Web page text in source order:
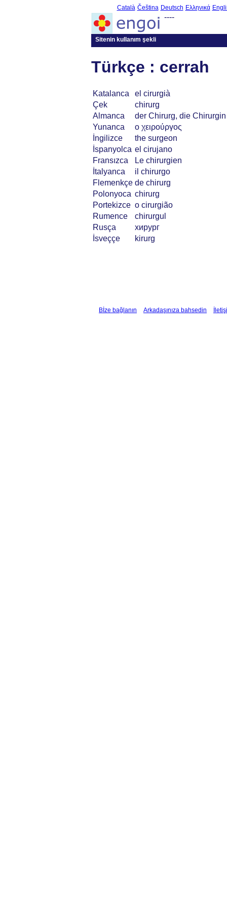
Català Čeština Deutsch Ελληνικά
----
Sitenin kullanım şekli
Türkçe : cerrah
Katalanca
el cirurgià
Çek
chirurg
Almanca
der Chirurg, die Chirurgin
Yunanca
ο χειρούργος
İngilizce
the surgeon
İspanyolca el cirujano
Fransızca
Le chirurgien
İtalyanca
il chirurgo
Flemenkçe de chirurg
Polonyoca chirurg
Portekizce o cirurgião
Rumence
chirurgul
Rusça
хирург
İsveççe
kirurg
Bİze bağlanın Arkadaşınıza bahsedin